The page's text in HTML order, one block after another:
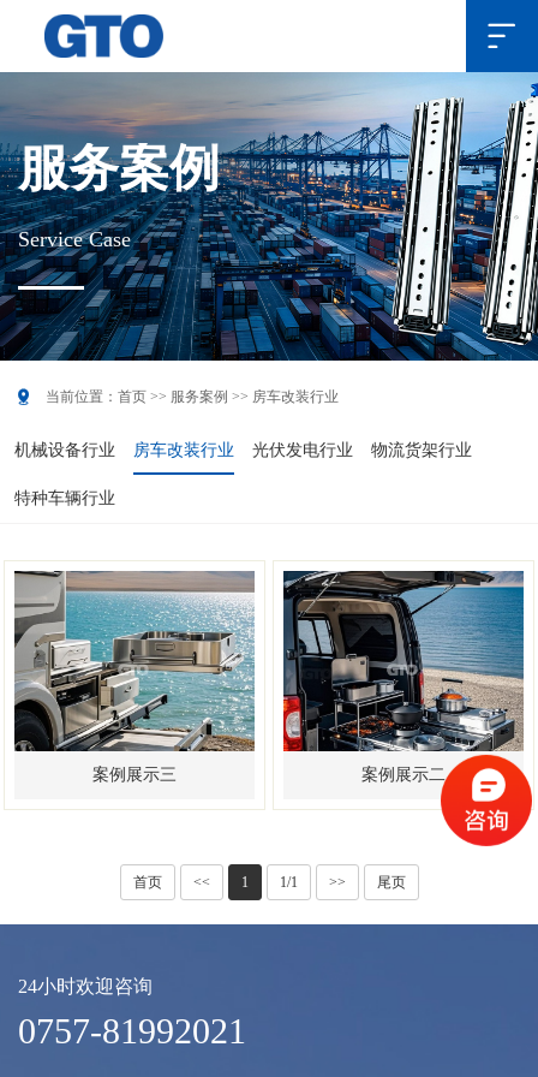

服务案例
Service Case
机械设备行业 房车改装行业 光伏发电行业 物流货架行业
特种车辆行业
 当前位置： 首页 >> 服务案例 >> 房车改装行业
案例展示三 案例展示二
首页 << 1 1/1 >> 尾页
24小时欢迎咨询
0757-81992021